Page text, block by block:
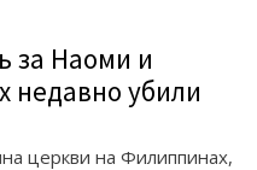
за Наоми и
недавно убили
церкви на Филиппинах,